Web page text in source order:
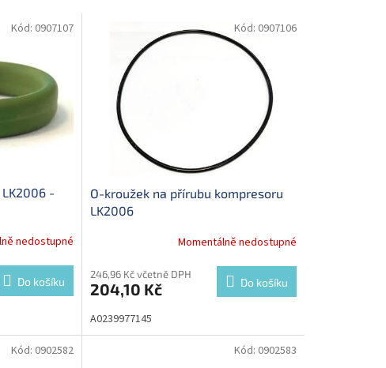
-
nedostupné
Do košíku
Kód: 0907107
O-kroužek na přírubu kompresoru
LK2006
Momentálně nedostupné
246,96 Kč včetně DPH
204,10 Kč Do košíku
A0239977145
Kód: 0907106
Kód: 0902582 Kód: 0902583